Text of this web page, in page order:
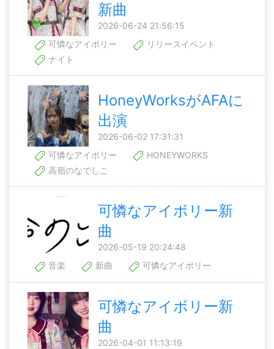
新曲
2026-06-24 21:56:15
可憐なアイボリー
リリースイベント
ナイト
HoneyWorksがAFAに
出演
2026-06-02 17:31:31
可憐なアイボリー
HONEYWORKS
高嶺のなでしこ
可憐なアイボリー新
曲
2026-05-19 20:24:48
音楽
新曲 可憐なアイボリー
可憐なアイボリー新
曲
2026-04-01 11:13:19